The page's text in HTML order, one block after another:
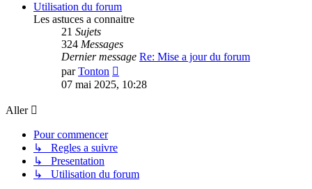
Utilisation du forum
Les astuces a connaitre
21 Sujets
324 Messages
Dernier message Re: Mise a jour du forum
parTonton
le
07 mai 2025, 10:28
Aller
Pour commencer
↳ Regles a suivre
↳ Presentation
↳ Utilisation du forum